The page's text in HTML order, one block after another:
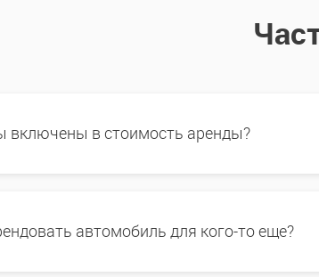
включены в стоимость аренды?
автомобиль для кого-то еще?